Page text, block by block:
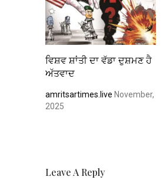
ਵਿਸ਼ਵ ਸ਼ਾਂਤੀ ਦਾ ਵੱਡਾ ਦੁਸ਼ਮਣ ਹੈ
ਅੱਤਵਾਦ
amritsartimes.live November,
2025
Leave A Reply